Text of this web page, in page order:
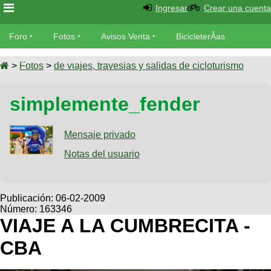
Foro
Foro
MecÃ¡nica
Fotos
SUBÃ
Galeria
Bicicletas
Viajes
Descenso
Dirt
Avisos
Ventas
SUBÃ
Buscar
Ultimos
Fotos
BicicleterÃ­
Bicicletas
Tandem
Videos
Cicloturismo
Ingresar Crear una cuenta
Foro Fotos Avisos Venta BicicleterÃ­as
Bicicletas Videos
> Fotos > de viajes, travesias y salidas de cicloturismo
simplemente_fender
Mensaje privado
Notas del usuario
Publicación: 06-02-2009
Número: 163346
VIAJE A LA CUMBRECITA -
CBA